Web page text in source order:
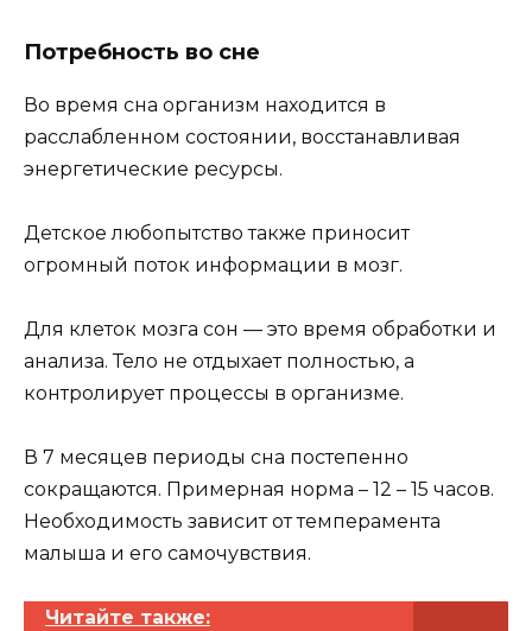
Потребность во сне
Во время сна организм находится в
расслабленном состоянии, восстанавливая
энергетические ресурсы.
Детское любопытство также приносит
огромный поток информации в мозг.
Для клеток мозга сон — это время обработки и
анализа. Тело не отдыхает полностью, а
контролирует процессы в организме.
В 7 месяцев периоды сна постепенно
сокращаются. Примерная норма – 12 – 15 часов.
Необходимость зависит от темперамента
малыша и его самочувствия.
Читайте также: